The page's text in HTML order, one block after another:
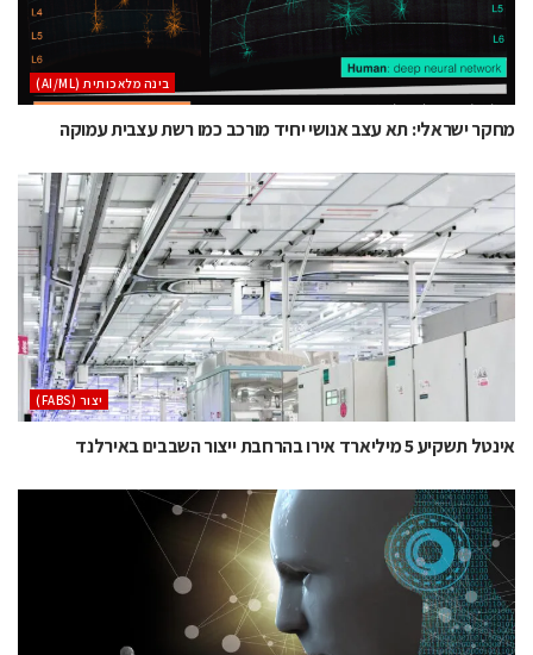
בינה מלאכותית (AI/ML)
מחקר ישראלי: תא עצב אנושי יחיד מורכב כמו רשת עצבית עמוקה
‫יצור (‪(FABS‬‬
אינטל תשקיע 5 מיליארד אירו בהרחבת ייצור השבבים באירלנד